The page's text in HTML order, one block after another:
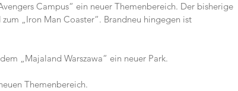
Campus“ ein neuer Themenbereich. Der bisherige
zum „Iron Man Coaster“. Brandneu hingegen ist
„Majaland Warszawa“ ein neuer Park.
Themenbereich.